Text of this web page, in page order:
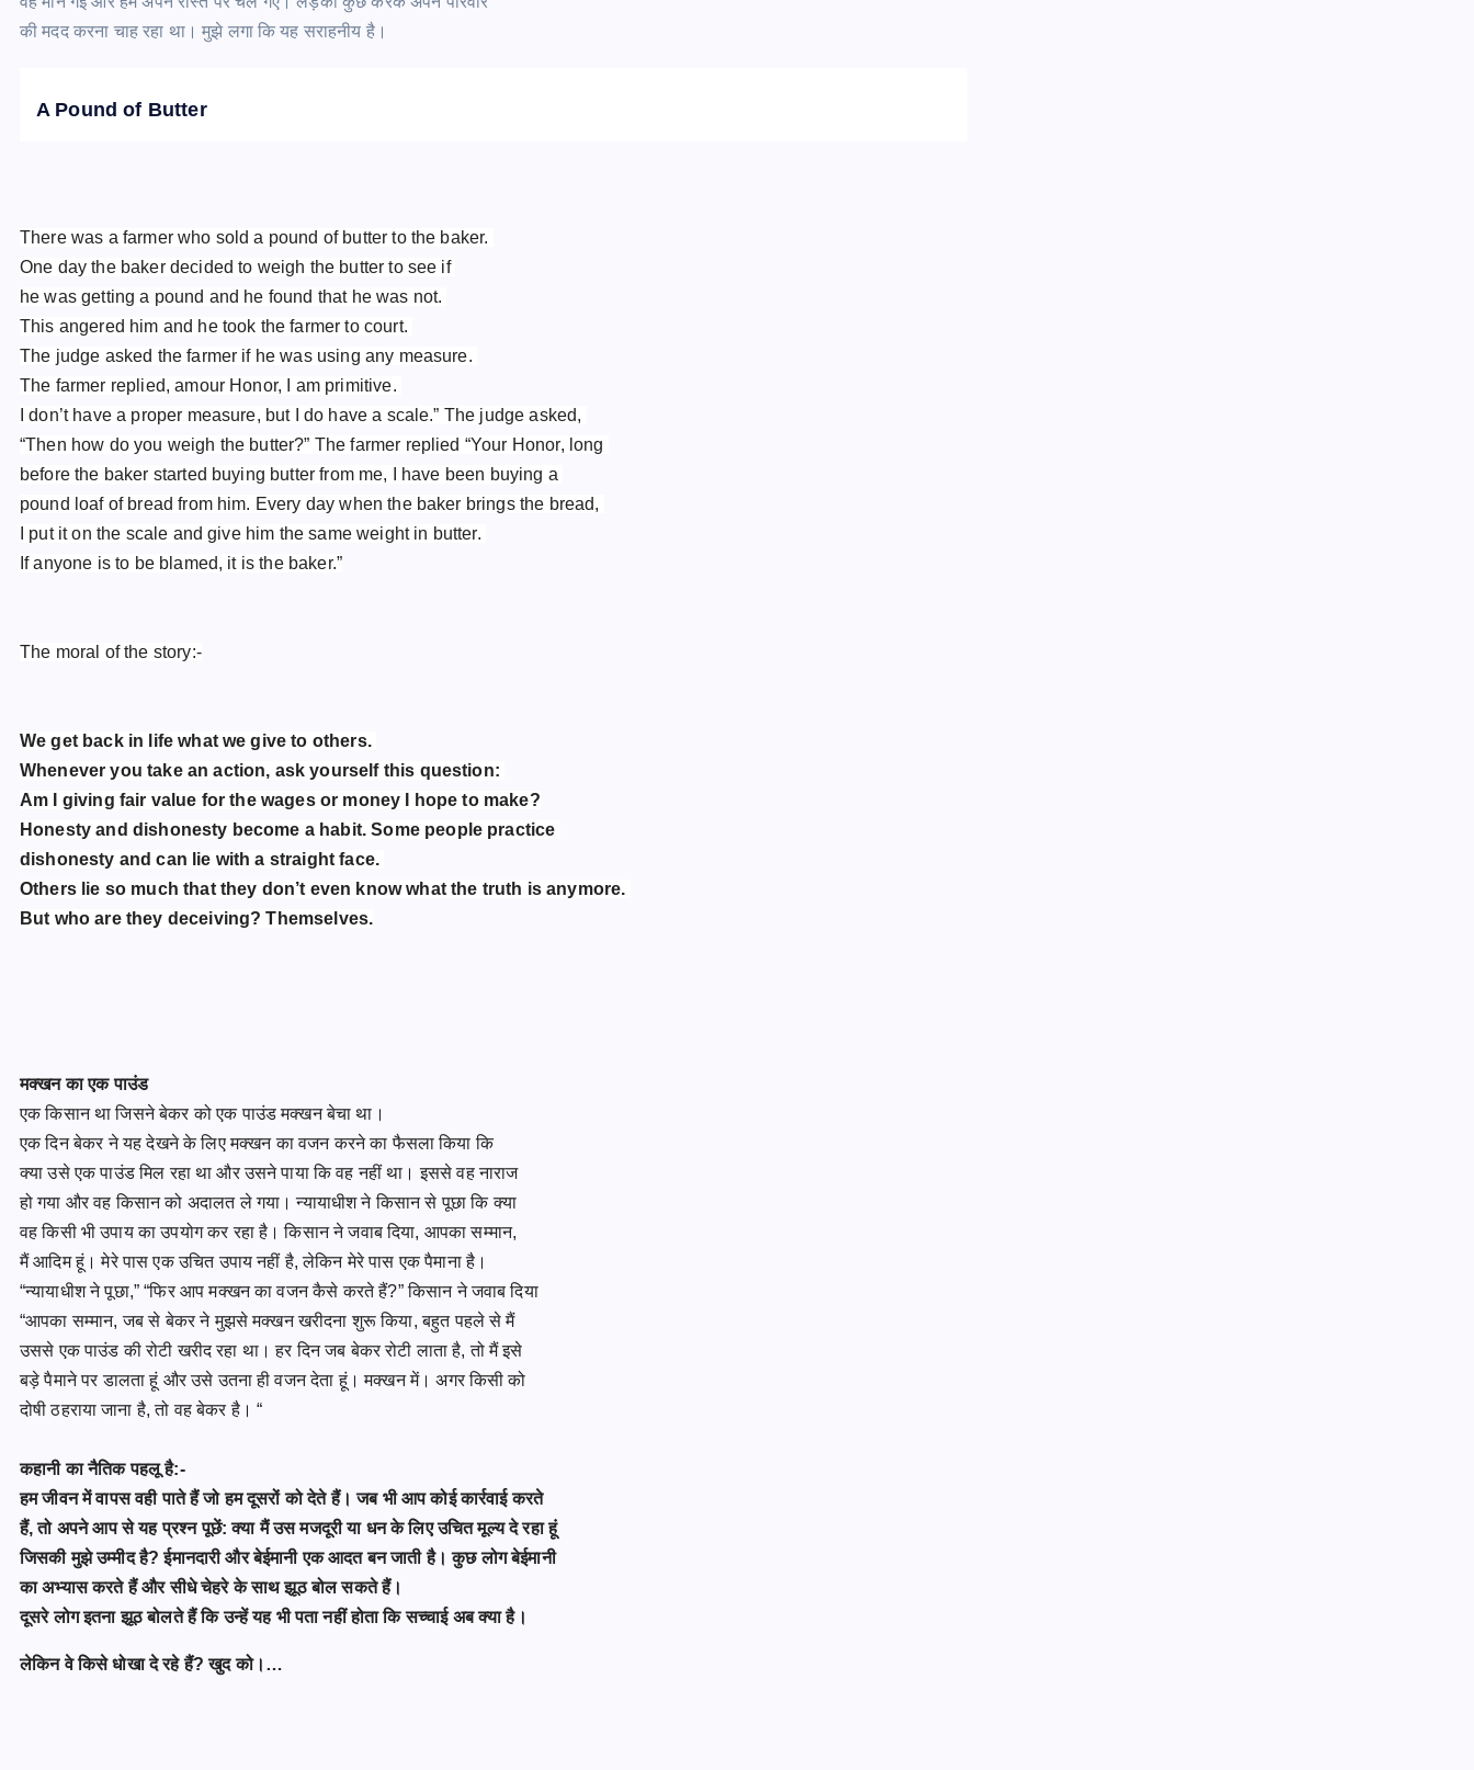
की मदद करना चाह रहा था। मुझे लगा कि यह सराहनीय है।
A Pound of Butter
There was a farmer who sold a pound of butter to the baker.
One day the baker decided to weigh the butter to see if
he was getting a pound and he found that he was not.
This angered him and he took the farmer to court.
The judge asked the farmer if he was using any measure.
The farmer replied, amour Honor, I am primitive.
I don’t have a proper measure, but I do have a scale.” The judge asked,
“Then how do you weigh the butter?” The farmer replied “Your Honor, long
before the baker started buying butter from me, I have been buying a
pound loaf of bread from him. Every day when the baker brings the bread,
I put it on the scale and give him the same weight in butter.
If anyone is to be blamed, it is the baker.”
The moral of the story:-
We get back in life what we give to others.
Whenever you take an action, ask yourself this question:
Am I giving fair value for the wages or money I hope to make?
Honesty and dishonesty become a habit. Some people practice
dishonesty and can lie with a straight face.
Others lie so much that they don’t even know what the truth is anymore.
But who are they deceiving? Themselves.
मक्खन का एक पाउंड
एक किसान था जिसने बेकर को एक पाउंड मक्खन बेचा था।
एक दिन बेकर ने यह देखने के लिए मक्खन का वजन करने का फैसला किया कि
क्या उसे एक पाउंड मिल रहा था और उसने पाया कि वह नहीं था। इससे वह नाराज
हो गया और वह किसान को अदालत ले गया। न्यायाधीश ने किसान से पूछा कि क्या
वह किसी भी उपाय का उपयोग कर रहा है। किसान ने जवाब दिया, आपका सम्मान,
मैं आदिम हूं। मेरे पास एक उचित उपाय नहीं है, लेकिन मेरे पास एक पैमाना है।
“न्यायाधीश ने पूछा,” “फिर आप मक्खन का वजन कैसे करते हैं?” किसान ने जवाब दिया
“आपका सम्मान, जब से बेकर ने मुझसे मक्खन खरीदना शुरू किया, बहुत पहले से मैं
उससे एक पाउंड की रोटी खरीद रहा था। हर दिन जब बेकर रोटी लाता है, तो मैं इसे
बड़े पैमाने पर डालता हूं और उसे उतना ही वजन देता हूं। मक्खन में। अगर किसी को
दोषी ठहराया जाना है, तो वह बेकर है। “
कहानी का नैतिक पहलू है:-
हम जीवन में वापस वही पाते हैं जो हम दूसरों को देते हैं। जब भी आप कोई कार्रवाई करते
हैं, तो अपने आप से यह प्रश्न पूछें: क्या मैं उस मजदूरी या धन के लिए उचित मूल्य दे रहा हूं
जिसकी मुझे उम्मीद है? ईमानदारी और बेईमानी एक आदत बन जाती है। कुछ लोग बेईमानी
का अभ्यास करते हैं और सीधे चेहरे के साथ झूठ बोल सकते हैं।
दूसरे लोग इतना झूठ बोलते हैं कि उन्हें यह भी पता नहीं होता कि सच्चाई अब क्या है।
लेकिन वे किसे धोखा दे रहे हैं? खुद को।…